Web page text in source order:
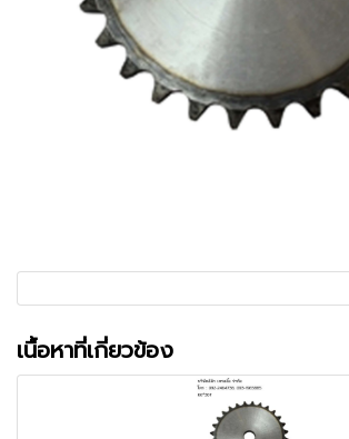
เนื้อหาที่เกี่ยวข้อง